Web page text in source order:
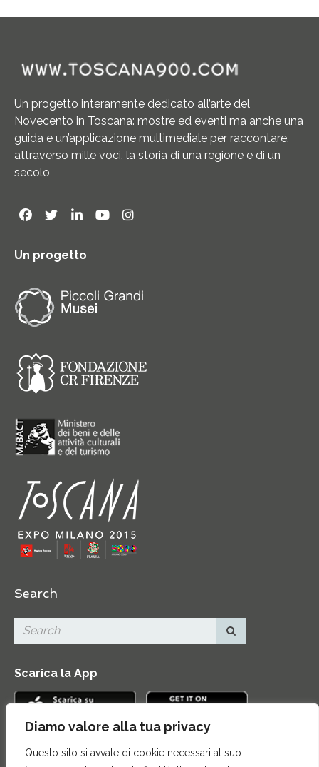
Diamo valore alla tua privacy
Questo sito si avvale di cookie necessari al suo
Un progetto interamente dedicato all’arte del
Novecento in Toscana: mostre ed eventi ma anche una
guida e un’applicazione multimediale per raccontare,
attraverso mille voci, la storia di una regione e di un
secolo
Un progetto
Search
Scarica la App
Contatti|Area Stampa|Mappa del sito |Credits